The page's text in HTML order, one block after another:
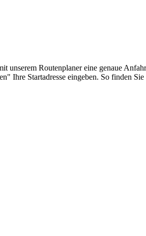
unserem Routenplaner eine genaue
Ihre Startadresse eingeben. So finden